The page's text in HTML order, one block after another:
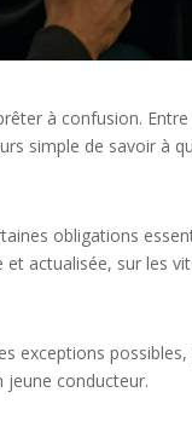
à confusion.
simple de savoir à
obligations
actualisée, sur les
exceptions
jeune conducteur.